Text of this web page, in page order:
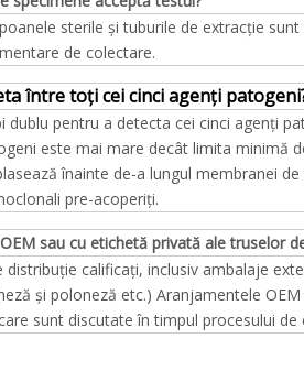
sterile și tuburile de extracție
de colectare.
între toți cei cinci agenți
pentru a detecta cei cinci agenți
este mai mare decât limita minimă
înainte de-a lungul membranei
pre-acoperiți.
sau cu etichetă privată ale truselor
calificați, inclusiv ambalaje
și poloneză etc.) Aranjamentele
sunt discutate în timpul procesului de